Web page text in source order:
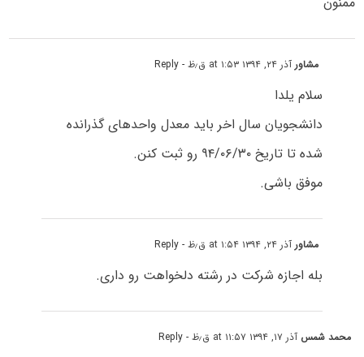
مشاورآذر ۲۴, ۱۳۹۴ at ۱:۵۳ ق٫ظ - Reply
سلام یلدا
دانشجویان سال اخر باید معدل واحدهای گذرانده
شده تا تاریخ ۹۴/۰۶/۳۰ رو ثبت کنن.
موفق باشی.
مشاورآذر ۲۴, ۱۳۹۴ at ۱:۵۴ ق٫ظ - Reply
بله اجازه شرکت در رشته دلخواهت رو داری.
محمد شمس آذر ۱۷, ۱۳۹۴ at ۱۱:۵۷ ق٫ظ - Reply